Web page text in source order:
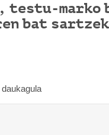
testu-
bat